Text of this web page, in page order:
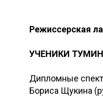
Режиссерская
УЧЕНИКИ
Дипломные
Бориса Щукина